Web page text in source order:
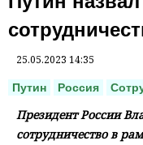
25.05.2023 14:35
Путин Россия
Президент России
сотрудничество в